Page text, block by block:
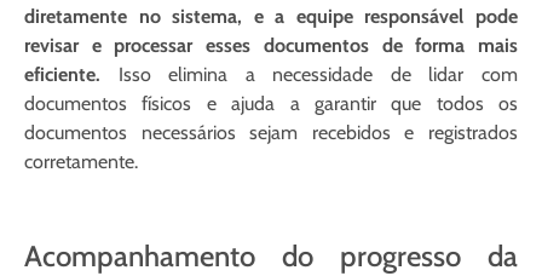
diretamente no sistema, e a equipe responsável pode
revisar e processar esses documentos de forma mais
eficiente. Isso elimina a necessidade de lidar com
documentos físicos e ajuda a garantir que todos os
documentos necessários sejam recebidos e registrados
corretamente.
Acompanhamento do progresso da